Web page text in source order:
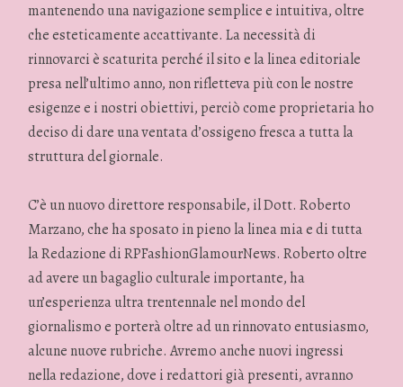
mantenendo una navigazione semplice e intuitiva, oltre
che esteticamente accattivante. La necessità di
rinnovarci è scaturita perché il sito e la linea editoriale
presa nell’ultimo anno, non rifletteva più con le nostre
esigenze e i nostri obiettivi, perciò come proprietaria ho
deciso di dare una ventata d’ossigeno fresca a tutta la
struttura del giornale.
C’è un nuovo direttore responsabile, il Dott. Roberto
Marzano, che ha sposato in pieno la linea mia e di tutta
la Redazione di RPFashionGlamourNews. Roberto oltre
ad avere un bagaglio culturale importante, ha
un’esperienza ultra trentennale nel mondo del
giornalismo e porterà oltre ad un rinnovato entusiasmo,
alcune nuove rubriche. Avremo anche nuovi ingressi
nella redazione, dove i redattori già presenti, avranno